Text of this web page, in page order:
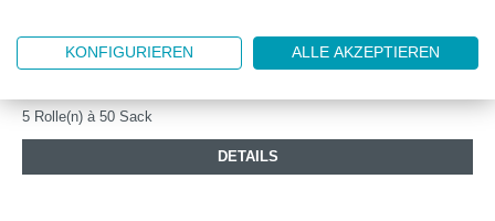
Transparente Abfallbeutel auf Rollen
5 Rolle(n) à 50 Sack
DETAILS
KONFIGURIEREN ALLE AKZEPTIEREN